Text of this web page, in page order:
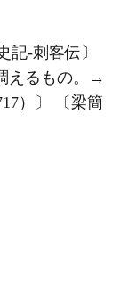
‐刺客伝〕
えるもの。→
）〕 〔梁簡